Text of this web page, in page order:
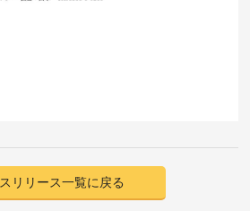
リリース一覧に戻る